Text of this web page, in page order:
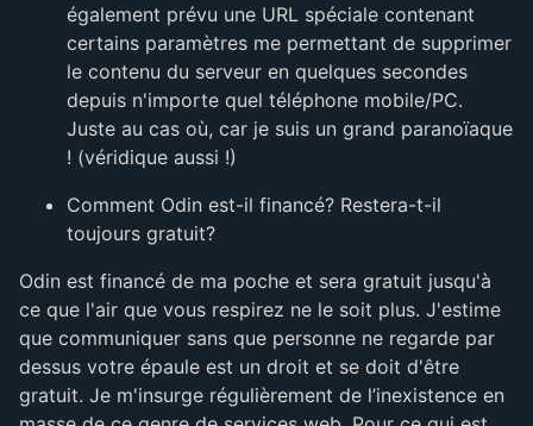
également prévu une URL spéciale contenant
certains paramètres me permettant de supprimer
le contenu du serveur en quelques secondes
depuis n'importe quel téléphone mobile/PC.
Juste au cas où, car je suis un grand paranoïaque
! (véridique aussi !)
Comment Odin est-il financé? Restera-t-il
toujours gratuit?
Odin est financé de ma poche et sera gratuit jusqu'à
ce que l'air que vous respirez ne le soit plus. J'estime
que communiquer sans que personne ne regarde par
dessus votre épaule est un droit et se doit d'être
gratuit. Je m'insurge régulièrement de l’inexistence en